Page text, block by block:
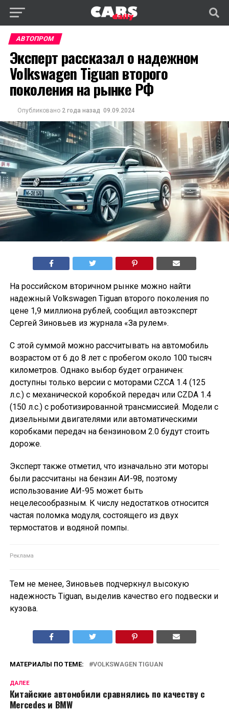
АВТОПРОМ
Эксперт рассказал о надежном
Volkswagen Tiguan второго
поколения на рынке РФ
Опубликовано 2 года назад 09.09.2024
На российском вторичном рынке можно найти
надежный Volkswagen Tiguan второго поколения по
цене 1,9 миллиона рублей, сообщил автоэксперт
Сергей Зиновьев из журнала «За рулем».
С этой суммой можно рассчитывать на автомобиль
возрастом от 6 до 8 лет с пробегом около 100 тысяч
километров. Однако выбор будет ограничен:
доступны только версии с моторами CZCA 1.4 (125
л.с.) с механической коробкой передач или CZDA 1.4
(150 л.с.) с роботизированной трансмиссией. Модели с
дизельными двигателями или автоматическими
коробками передач на бензиновом 2.0 будут стоить
дороже.
Эксперт также отметил, что изначально эти моторы
были рассчитаны на бензин АИ-98, поэтому
использование АИ-95 может быть
нецелесообразным. К числу недостатков относится
частая поломка модуля, состоящего из двух
термостатов и водяной помпы.
Тем не менее, Зиновьев подчеркнул высокую
надежность Tiguan, выделив качество его подвески и
кузова.
МАТЕРИАЛЫ ПО ТЕМЕ: VOLKSWAGEN TIGUAN
ДАЛЕЕ
Китайские автомобили сравнялись по качеству с
Mercedes и BMW